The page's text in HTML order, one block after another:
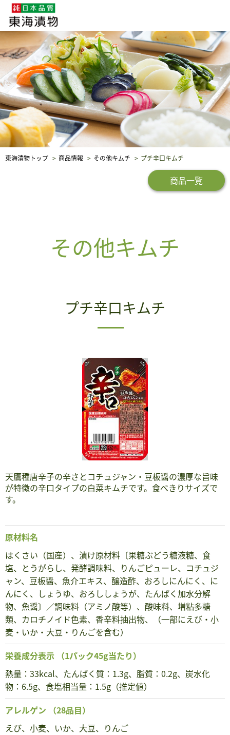
企業・採用情報 社会貢献 品質保証
東海漬物トップ 商品情報 その他キムチ プチ辛口キムチ
商品一覧
その他キムチ
プチ辛口キムチ
天鷹種唐辛子の辛さとコチュジャン・豆板醤の濃厚な旨味
が特徴の辛口タイプの白菜キムチです。食べきりサイズで
す。
原材料名
はくさい（国産）、漬け原材料〔果糖ぶどう糖液糖、食
塩、とうがらし、発酵調味料、りんごピューレ、コチュジ
ャン、豆板醤、魚介エキス、醸造酢、おろしにんにく、に
んにく、しょうゆ、おろししょうが、たんぱく加水分解
物、魚醤〕／調味料（アミノ酸等）、酸味料、増粘多糖
類、カロチノイド色素、香辛料抽出物、（一部にえび・小
麦・いか・大豆・りんごを含む）
栄養成分表示 （1パック45g当たり）
熱量：33kcal、たんぱく質：1.3g、脂質：0.2g、炭水化
物：6.5g、食塩相当量：1.5g（推定値）
アレルゲン （28品目）
えび、小麦、いか、大豆、りんご